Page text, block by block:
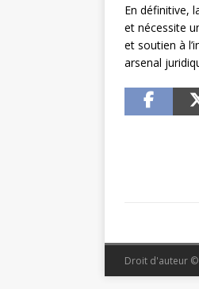
En définitive,
et nécessite
et soutien à
arsenal
Droit d'auteur ©